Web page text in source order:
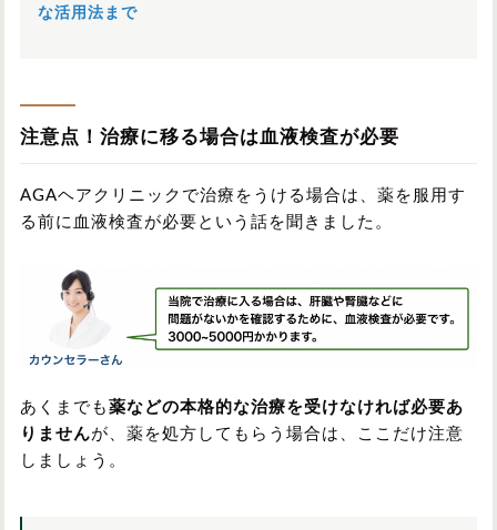
な活用法まで
注意点！治療に移る場合は血液検査が必要
AGAヘアクリニックで治療をうける場合は、薬を服用す
る前に血液検査が必要という話を聞きました。
あくまでも 薬などの本格的な治療を受けなければ必要あ
りませんが、薬を処方してもらう場合は、ここだけ注意
しましょう。